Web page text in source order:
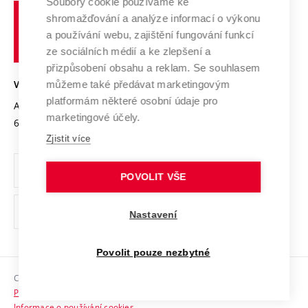
Výzkumné infrastruktury
Transfer znalostí
Open Science
Projekty
Projekty ze strukturálních fondů
Specifický výzkum
Mezinárodní dohody
Univerzitní sítě
Udržitelná univerzita
Podnikavá univerzita / ContriBUTe
Bezpečná univerzita
Vyznamenání
Organizační struktura
Ochrana osobních údajů
odkaz)
Sociální bezpečí
HR Award
učení
technické
Brně
VYSOKÉ UČENÍ TECHNICKÉ V BRNĚ
Antonínská 548/1
602 00 Brno
www.vut.cz
vut@vutbr.cz
Copyright © 2026 VUT
Prohlášení o přístupnosti
shromažďování a analýze informací o výkonu
a používání webu, zajištění fungování funkcí
ze sociálních médií a ke zlepšení a
přizpůsobení obsahu a reklam. Se souhlasem
můžeme také předávat marketingovým
platformám některé osobní údaje pro
marketingové účely.
Zjistit více
POVOLIT VŠE
Nastavení
Povolit pouze nezbytné